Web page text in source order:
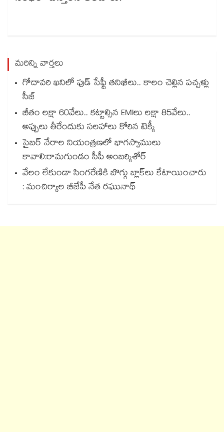
మరిన్ని వార్తలు
గోదావరి ఖనిలో ఫుడ్ సేఫ్టీ తనిఖీలు.. కాలం చెల్లిన పచ్చళ్లు
సీజ్
జీతం లక్షా 60వేలు.. కట్టాల్సిన EMIలు లక్షా 85వేలు..
అప్పులు తీరేందుకు సలహాలు కోరిన టెక్కీ
సైబర్ నేరాల నియంత్రణలో భాగస్వాములు
కావాలి:రామగుండం సీపీ అంబర్కిశోర్‌‌‌‌‌‌‌‌‌‌‌‌‌‌‌‌
వేలం లేకుండా సింగరేణికి బొగ్గు బ్లాక్‌‌‌‌‌‌‌‌లు కేటాయించారు
: మంచిర్యాల బీజేపీ నేత రఘునాథ్